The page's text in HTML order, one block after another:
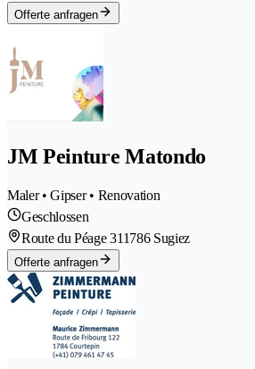
Offerte anfragen
JM Peinture Matondo
Maler • Gipser • Renovation
Geschlossen
Route du Péage 311786 Sugiez
Offerte anfragen